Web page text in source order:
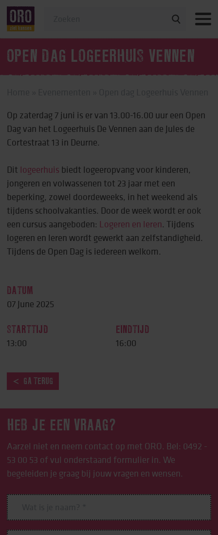
Veelgestelde vragen
OPEN DAG LOGEERHUIS VENNEN
Op zaterdag 7 juni is er van 13.00-16.00 uur een Open
Dag van het Logeerhuis De Vennen aan de Jules de
Cortestraat 13 in Deurne.
Dit logeerhuis biedt logeeropvang voor kinderen,
jongeren en volwassenen tot 23 jaar met een
beperking, zowel doordeweeks, in het weekend als
tijdens schoolvakanties. Door de week wordt er ook
een cursus aangeboden: Logeren en leren. Tijdens
logeren en leren wordt gewerkt aan zelfstandigheid.
Tijdens de Open Dag is iedereen welkom.
DATUM
07 June 2025
STARTTIJD
13:00
EINDTIJD
16:00
GA TERUG
HEB JE EEN VRAAG?
Aarzel niet en neem contact op met ORO. Bel: 0492 -
53 00 53 of vul onderstaand formulier in. We
begeleiden je graag bij jouw vragen en wensen.